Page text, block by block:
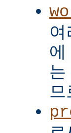
에
는
므